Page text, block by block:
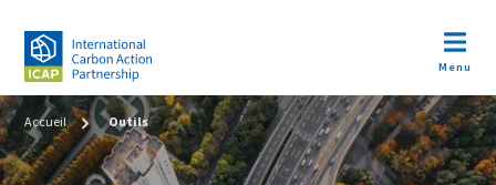
contenu
principal
Open
Menu
Fil
d'Ariane
Accueil Outils
Image